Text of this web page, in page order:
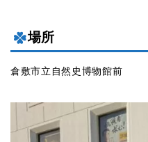
場所
倉敷市立自然史博物館前